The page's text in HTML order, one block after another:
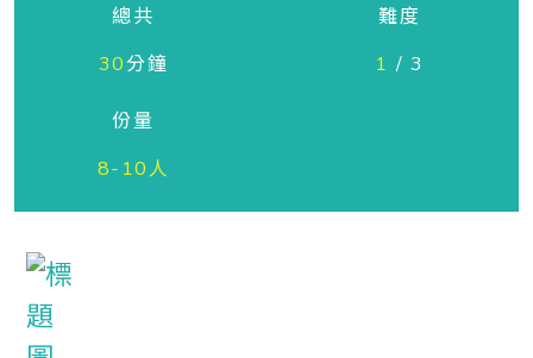
總共
30分鐘
難度
1 / 3
份量
8-10人